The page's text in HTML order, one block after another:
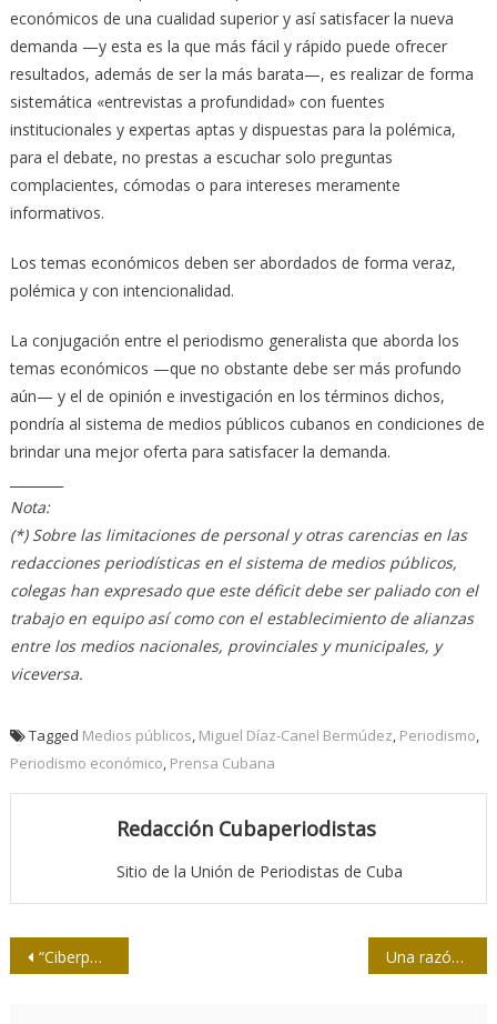
económicos de una cualidad superior y así satisfacer la nueva
demanda —y esta es la que más fácil y rápido puede ofrecer
resultados, además de ser la más barata—, es realizar de forma
sistemática «entrevistas a profundidad» con fuentes
institucionales y expertas aptas y dispuestas para la polémica,
para el debate, no prestas a escuchar solo preguntas
complacientes, cómodas o para intereses meramente
informativos.
Los temas económicos deben ser abordados de forma veraz,
polémica y con intencionalidad.
La conjugación entre el periodismo generalista que aborda los
temas económicos —que no obstante debe ser más profundo
aún— y el de opinión e investigación en los términos dichos,
pondría al sistema de medios públicos cubanos en condiciones de
brindar una mejor oferta para satisfacer la demanda.
Nota:
(*) Sobre las limitaciones de personal y otras carencias en las
redacciones periodísticas en el sistema de medios públicos,
colegas han expresado que este déficit debe ser paliado con el
trabajo en equipo así como con el establecimiento de alianzas
entre los medios nacionales, provinciales y municipales, y
viceversa.
Tagged Medios públicos, Miguel Díaz-Canel Bermúdez, Periodismo,
Periodismo económico, Prensa Cubana
Redacción Cubaperiodistas
Sitio de la Unión de Periodistas de Cuba
Navegación
“Ciberpolítica” en Bolivia: la campaña electoral en redes Una razón más para aprobar la nueva Constitución